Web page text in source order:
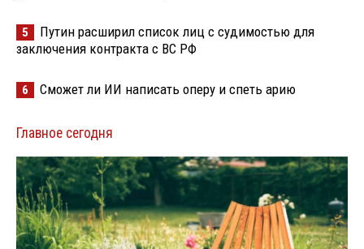
5
Путин расширил список лиц с судимостью для
заключения контракта с ВС РФ
6 Сможет ли ИИ написать оперу и спеть арию
Главное сегодня